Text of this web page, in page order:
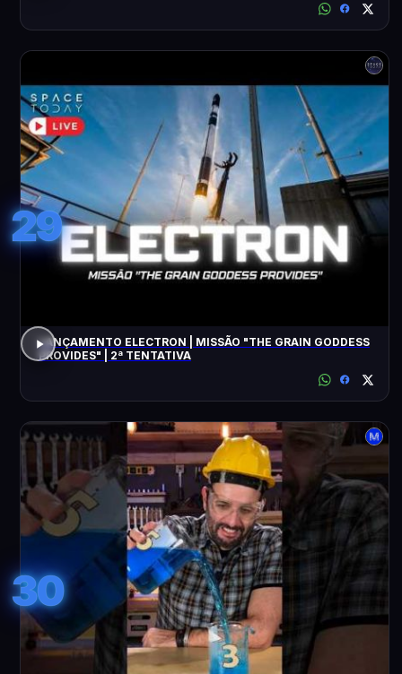
29
LANÇAMENTO ELECTRON | MISSÃO "THE GRAIN GODDESS
PROVIDES" | 2ª TENTATIVA
30